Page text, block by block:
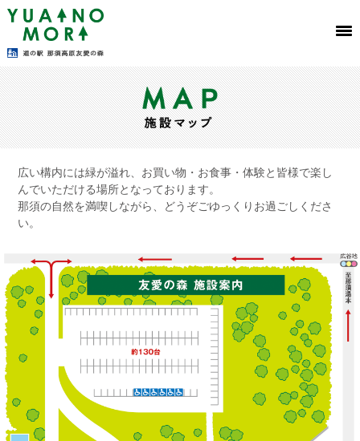
広い構内には緑が溢れ、お買い物・お食事・体験と皆様で楽し
んでいただける場所となっております。
那須の自然を満喫しながら、どうぞごゆっくりお過ごしくださ
い。